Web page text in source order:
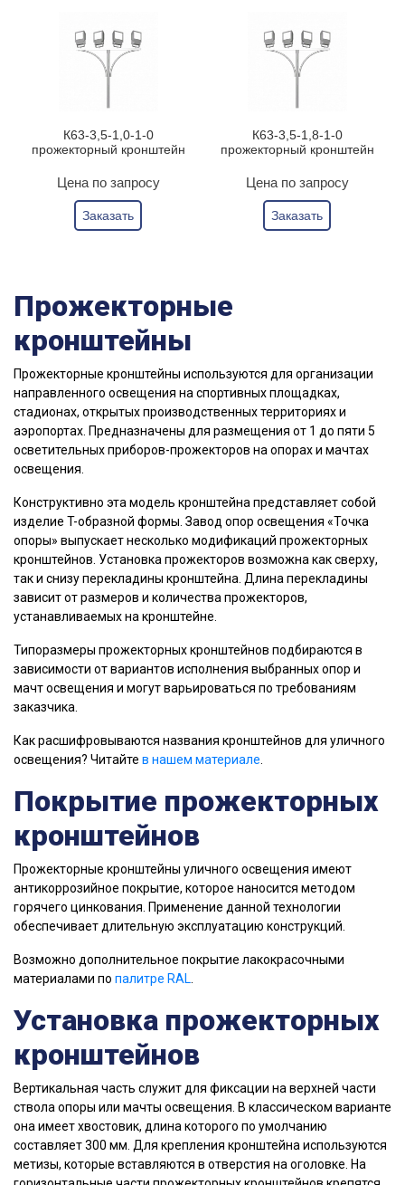
К63-3,5-1,0-1-0
прожекторный кронштейн
Цена по запросу
Заказать
К63-3,5-1,8-1-0
прожекторный кронштейн
Цена по запросу
Заказать
Прожекторные
кронштейны
Прожекторные кронштейны используются для организации
направленного освещения на спортивных площадках,
стадионах, открытых производственных территориях и
аэропортах. Предназначены для размещения от 1 до пяти 5
осветительных приборов-прожекторов на опорах и мачтах
освещения.
Конструктивно эта модель кронштейна представляет собой
изделие T-образной формы. Завод опор освещения «Точка
опоры» выпускает несколько модификаций прожекторных
кронштейнов. Установка прожекторов возможна как сверху,
так и снизу перекладины кронштейна. Длина перекладины
зависит от размеров и количества прожекторов,
устанавливаемых на кронштейне.
Типоразмеры прожекторных кронштейнов подбираются в
зависимости от вариантов исполнения выбранных опор и
мачт освещения и могут варьироваться по требованиям
заказчика.
Как расшифровываются названия кронштейнов для уличного
освещения? Читайте в нашем материале
Покрытие прожекторных
кронштейнов
Прожекторные кронштейны уличного освещения имеют
антикоррозийное покрытие, которое наносится методом
горячего цинкования. Применение данной технологии
обеспечивает длительную эксплуатацию конструкций.
Возможно дополнительное покрытие лакокрасочными
материалами по палитре RAL
Установка прожекторных
кронштейнов
Вертикальная часть служит для фиксации на верхней части
ствола опоры или мачты освещения. B классическом варианте
она имеет хвостовик, длина которого по умолчанию
составляет 300 мм. Для крепления кронштейна используются
метизы, которые вставляются в отверстия на оголовке. На